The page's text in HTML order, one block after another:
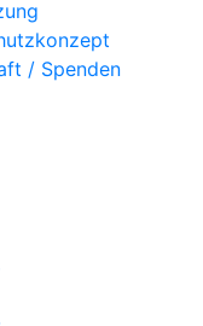
/ Spenden